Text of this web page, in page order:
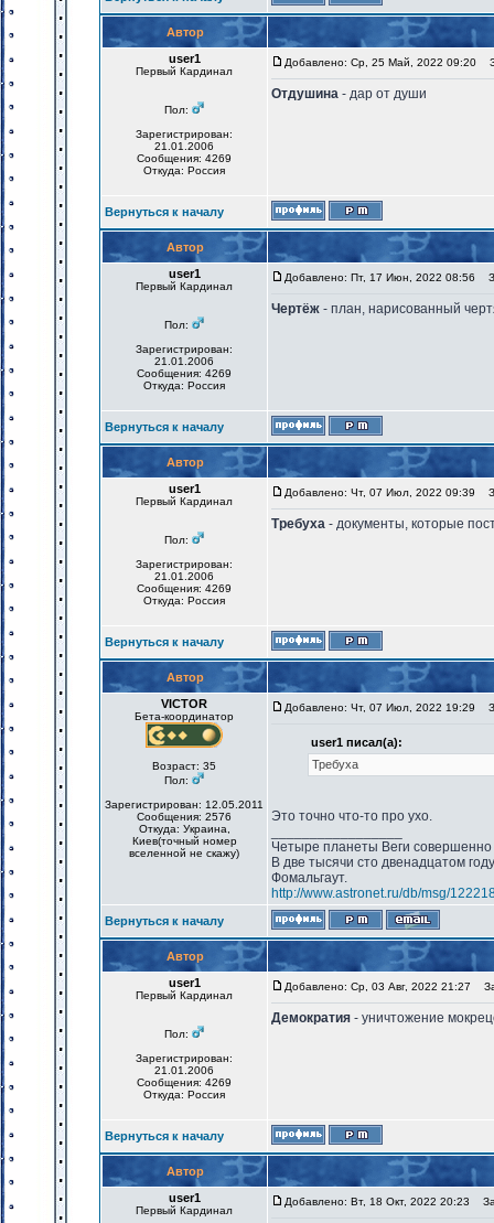
Автор
user1
Первый Кардинал
Пол:
Зарегистрирован:
21.01.2006
Сообщения: 4269
Откуда: Россия
Добавлено: Ср, 25 Май, 2022 09:20
Отдушина - дар от души
Вернуться к началу
Автор
user1
Первый Кардинал
Пол:
Зарегистрирован:
21.01.2006
Сообщения: 4269
Откуда: Россия
Добавлено: Пт, 17 Июн, 2022 08:56
Чертёж - план, нарисованный
Вернуться к началу
Автор
user1
Первый Кардинал
Пол:
Зарегистрирован:
21.01.2006
Сообщения: 4269
Откуда: Россия
Добавлено: Чт, 07 Июл, 2022 09:39
Требуха - документы, которые
Вернуться к началу
Автор
VICTOR
Бета-координатор
Возраст: 35
Пол:
Зарегистрирован: 12.05.2011
Сообщения: 2576
Откуда: Украина,
Киев(точный номер
вселенной не скажу)
Добавлено: Чт, 07 Июл, 2022 19:29
user1 писал(а):
Требуха
Это точно что-то про ухо.
Четыре планеты Веги
В две тысячи сто двенадцатом
Фомальгаут.
http://www.astronet.ru/db/msg/
Вернуться к началу
Автор
user1
Первый Кардинал
Пол:
Зарегистрирован:
21.01.2006
Сообщения: 4269
Откуда: Россия
Добавлено: Ср, 03 Авг, 2022 21:27
Демократия - уничтожение
Вернуться к началу
Автор
user1
Первый Кардинал
Добавлено: Вт, 18 Окт, 2022 20:23